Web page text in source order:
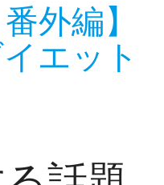
外編】
エット